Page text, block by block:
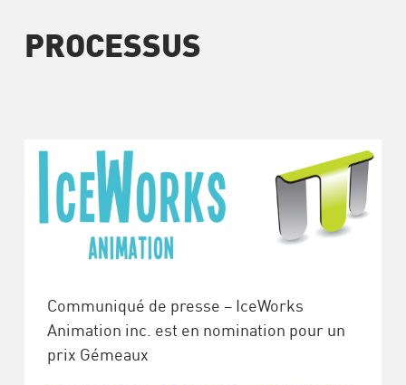
PROCESSUS
Communiqué de presse – IceWorks
Animation inc. est en nomination pour un
prix Gémeaux